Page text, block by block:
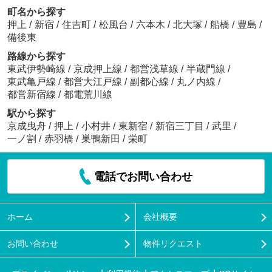
町名から探す
押上 / 新宿 / 住吉町 / 松風台 / 六本木 / 北大塚 / 船橋 / 豊島 /
備後東
路線から探す
東武伊勢崎線 / 京成押上線 / 都営浅草線 / 半蔵門線 /
東武亀戸線 / 都営大江戸線 / 副都心線 / 丸ノ内線 /
都営新宿線 / 都電荒川線
駅から探す
京成曳舟 / 押上 / 小村井 / 東新宿 / 新宿三丁目 / 武里 /
一ノ割 / 赤羽橋 / 巣鴨新田 / 栄町
電話でお問い合わせ
ホーム 会社概要
お問い合わせ 物件リクエスト